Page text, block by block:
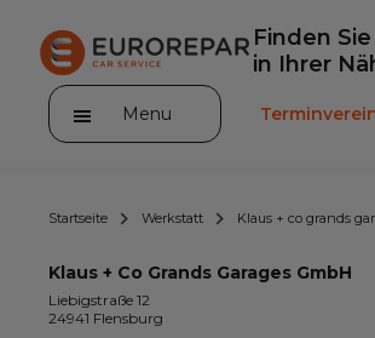
Finden
in Ihrer
Menu
Die Marke
Startseite Werkstatt Klaus + co grands
Klaus + Co Grands Garages GmbH
Liebigstraße 12
24941 Flensburg